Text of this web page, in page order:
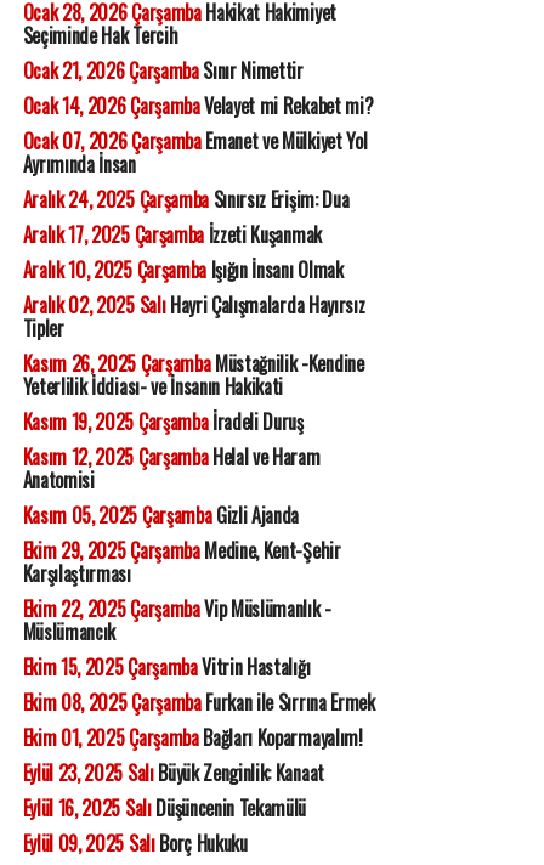
Ocak 28, 2026 ÇarşambaHakikat Hakimiyet
Seçiminde Hak Tercih
Ocak 21, 2026 ÇarşambaSınır Nimettir
Ocak 14, 2026 ÇarşambaVelayet mi Rekabet mi?
Ocak 07, 2026 ÇarşambaEmanet ve Mülkiyet Yol
Ayrımında İnsan
Aralık 24, 2025 ÇarşambaSınırsız Erişim: Dua
Aralık 17, 2025 Çarşambaİzzeti Kuşanmak
Aralık 10, 2025 ÇarşambaIşığın İnsanı Olmak
Aralık 02, 2025 SalıHayri Çalışmalarda Hayırsız
Tipler
Kasım 26, 2025 ÇarşambaMüstağnilik -Kendine
Yeterlilik İddiası- ve İnsanın Hakikati
Kasım 19, 2025 Çarşambaİradeli Duruş
Kasım 12, 2025 ÇarşambaHelal ve Haram
Anatomisi
Kasım 05, 2025 ÇarşambaGizli Ajanda
Ekim 29, 2025 ÇarşambaMedine, Kent-Şehir
Karşılaştırması
Ekim 22, 2025 ÇarşambaVip Müslümanlık -
Müslümancık
Ekim 15, 2025 ÇarşambaVitrin Hastalığı
Ekim 08, 2025 ÇarşambaFurkan ile Sırrına Ermek
Ekim 01, 2025 ÇarşambaBağları Koparmayalım!
Eylül 23, 2025 SalıBüyük Zenginlik: Kanaat
Eylül 16, 2025 SalıDüşüncenin Tekamülü
Eylül 09, 2025 SalıBorç Hukuku